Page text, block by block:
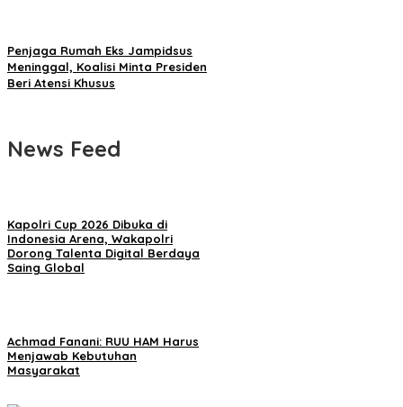
Penjaga Rumah Eks Jampidsus
Meninggal, Koalisi Minta Presiden
Beri Atensi Khusus
News Feed
Kapolri Cup 2026 Dibuka di
Indonesia Arena, Wakapolri
Dorong Talenta Digital Berdaya
Saing Global
Achmad Fanani: RUU HAM Harus
Menjawab Kebutuhan
Masyarakat